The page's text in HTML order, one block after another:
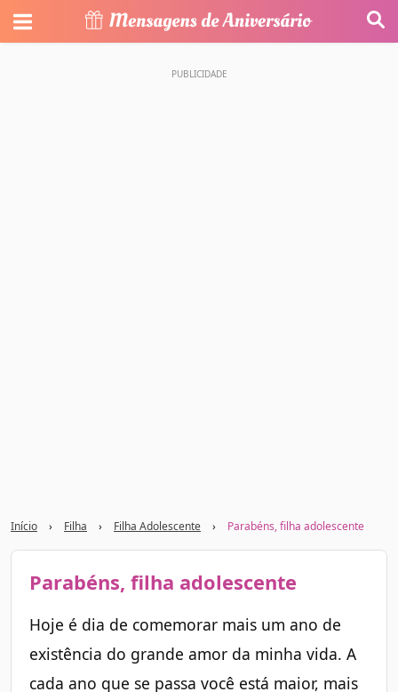
Início › Filha › Filha Adolescente › Parabéns, filha adolescente
Parabéns, filha adolescente
Hoje é dia de comemorar mais um ano de
existência do grande amor da minha vida. A
cada ano que se passa você está maior, mais